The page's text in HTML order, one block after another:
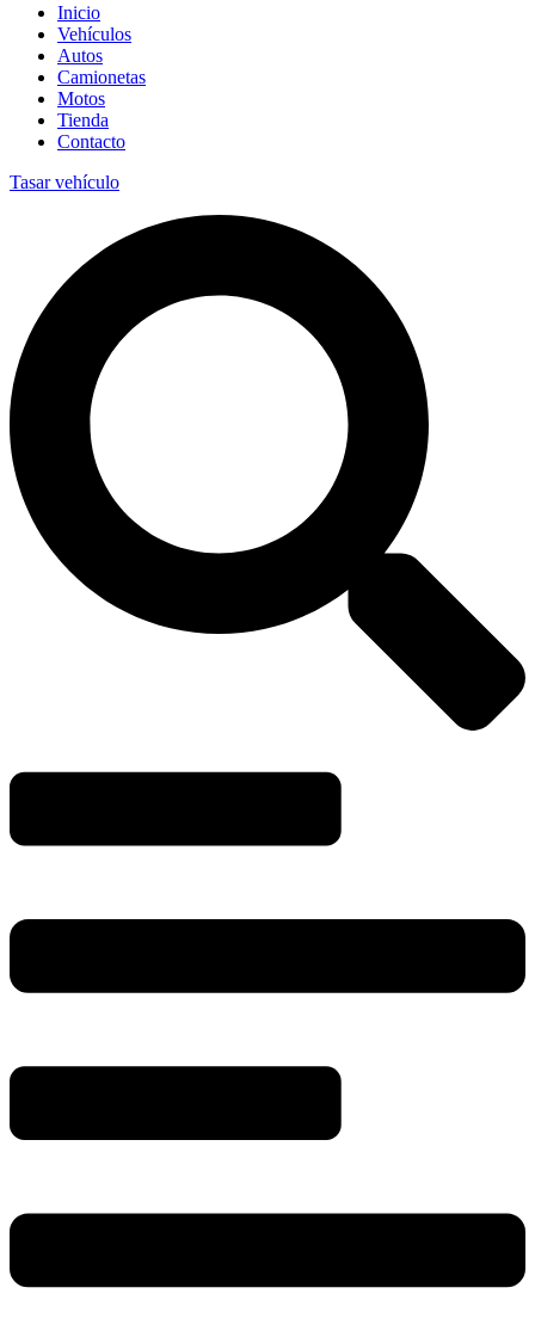
Inicio
Vehículos
Autos
Camionetas
Motos
Tienda
Contacto
Tasar vehículo